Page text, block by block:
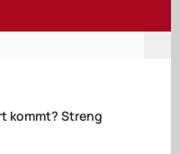
kommt? Streng